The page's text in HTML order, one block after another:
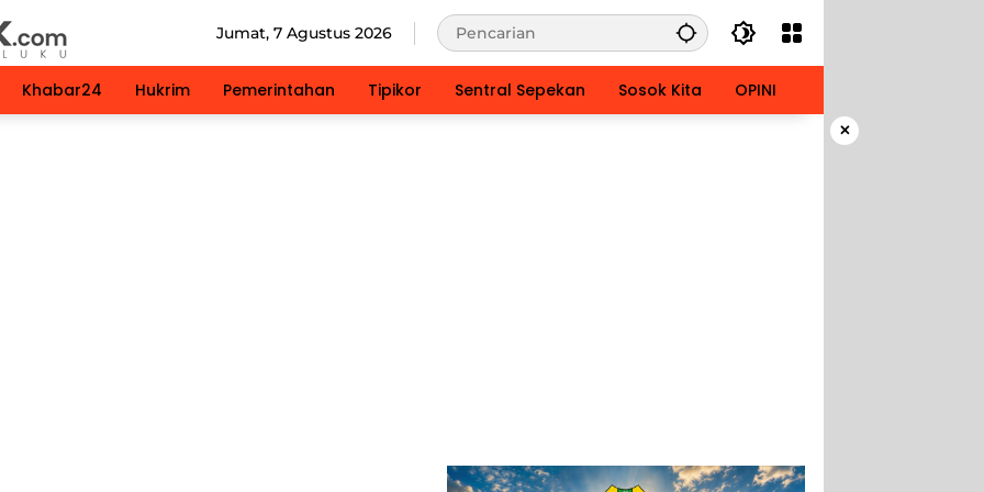
Jumat, 7 Agustus 2026
Khabar24 Hukrim Pemerintahan Tipikor Sentral Sepekan Sosok Kita OPINI
×